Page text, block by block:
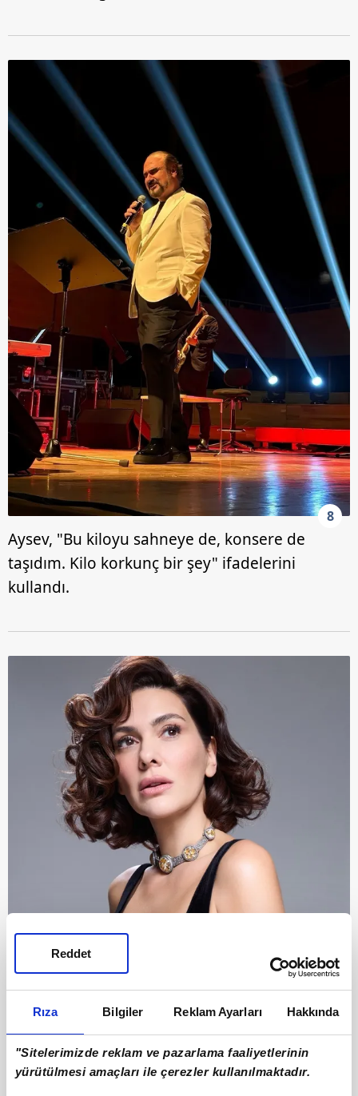
Rıza Bilgiler Reklam Ayarları Hakkında
"Sitelerimizde reklam ve pazarlama faaliyetlerinin
yürütülmesi amaçları ile çerezler kullanılmaktadır.
Reddet
8
Aysev, "Bu kiloyu sahneye de, konsere de
taşıdım. Kilo korkunç bir şey" ifadelerini
kullandı.